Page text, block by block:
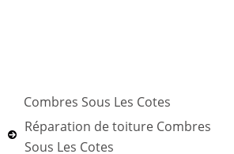
Combres Sous Les Cotes
Réparation de toiture Combres
Sous Les Cotes